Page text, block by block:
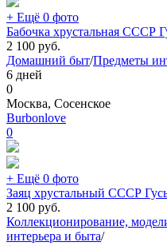
+ Ещё 0 фото
Бабочка хрустальная СССР
2 100 руб.
Домашний быт/Предметы
6 дней
0
Москва, Сосенское
Burbonlove
0
+ Ещё 0 фото
Заяц хрустальный СССР
2 100 руб.
Коллекционирование,
интерьера и быта/